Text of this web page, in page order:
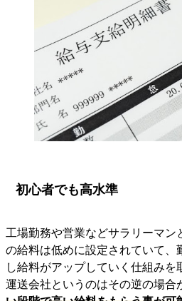
初心者でも高水準
工場勤務や営業などサラリーマン
の給料は低めに設定されていて、
し給料がアップしていく仕組み
運送会社というのはその逆の場合